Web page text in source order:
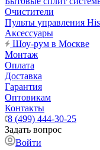
Очистители
Пульты управления
Аксессуары
Шоу-рум в Москве
Монтаж
Оплата
Доставка
Гарантия
Оптовикам
Контакты
8 (499) 444-30-25
Задать вопрос
Войти